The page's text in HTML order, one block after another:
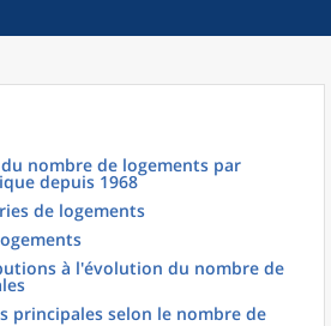
nombre de logements par
depuis 1968
de logements
à l'évolution du nombre de
principales selon le nombre de